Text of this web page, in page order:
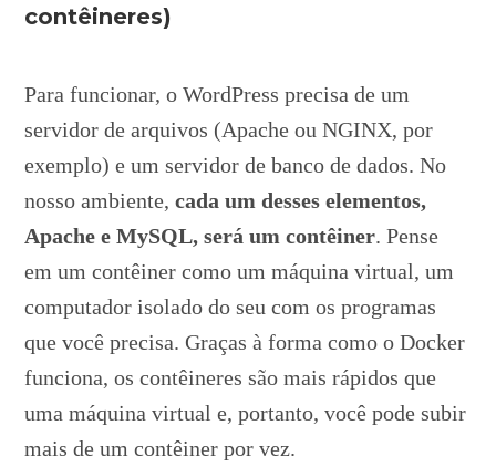
contêineres)
Para funcionar, o WordPress precisa de um
servidor de arquivos (Apache ou NGINX, por
exemplo) e um servidor de banco de dados. No
nosso ambiente,cada um desses elementos,
Apache e MySQL, será um contêiner. Pense
em um contêiner como um máquina virtual, um
computador isolado do seu com os programas
que você precisa. Graças à forma como o Docker
funciona, os contêineres são mais rápidos que
uma máquina virtual e, portanto, você pode subir
mais de um contêiner por vez.